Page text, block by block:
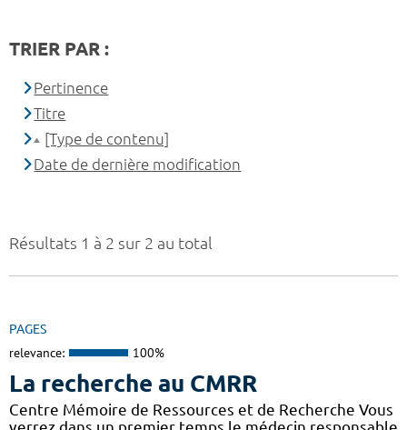
Résultats 1 à 2 sur 2 au total
PAGES
relevance: 100%
La recherche au CMRR
Centre Mémoire de Ressources et de Recherche Vous
TRIER PAR :
Pertinence
Titre
[Type de contenu]
Date de dernière modification